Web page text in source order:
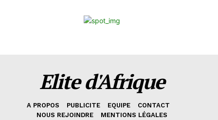
Elite d'Afrique
A PROPOS PUBLICITE EQUIPE
CONTACT
NOUS REJOINDRE
MENTIONS LÉGALES